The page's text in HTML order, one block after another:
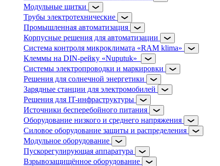
Модульные щитки
Трубы электротехнические
Промышленная автоматизация
Корпусные решения для автоматизации
Система контроля микроклимата «RAM klima»
Клеммы на DIN-рейку «Nuputuk»
Системы электропроводки и маркировки
Решения для солнечной энергетики
Зарядные станции для электромобилей
Решения для IT-инфраструктуры
Источники бесперебойного питания
Оборудование низкого и среднего напряжения
Силовое оборудование защиты и распределения
Модульное оборудование
Пускорегулирующая аппаратура
Взрывозащищённое оборудование